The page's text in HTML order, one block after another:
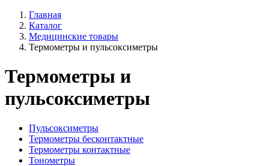
Главная
Каталог
Медицинские товары
Термометры и пульсоксиметры
Термометры и
пульсоксиметры
Пульсоксиметры
Термометры бесконтактные
Термометры контактные
Тонометры